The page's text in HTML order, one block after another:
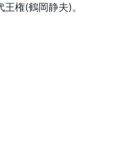
権(鶴岡静夫)。